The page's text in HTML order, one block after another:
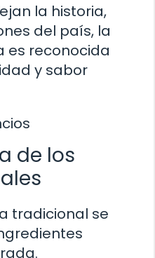
la historia,
del país, la
es reconocida
y sabor
de los
tradicional se